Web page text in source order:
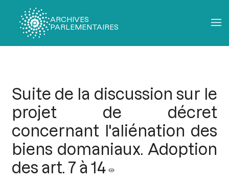
ARCHIVES
PARLEMENTAIRES
Suite de la discussion sur le
projet de décret
concernant l'aliénation des
biens domaniaux. Adoption
des art. 7 à 14